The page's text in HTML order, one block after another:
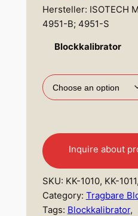
Hersteller: ISOTECH
4951-B; 4951-S
Blockkalibrator
Inquire about
SKU: KK-1010, KK-
Category: Tragbare
Tags: Blockkalibrator